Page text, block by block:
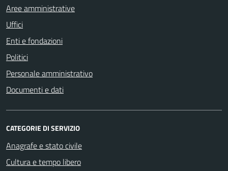
Aree amministrative
Uffici
Enti e fondazioni
Politici
Personale amministrativo
Documenti e dati
CATEGORIE DI SERVIZIO
Anagrafe e stato civile
Cultura e tempo libero